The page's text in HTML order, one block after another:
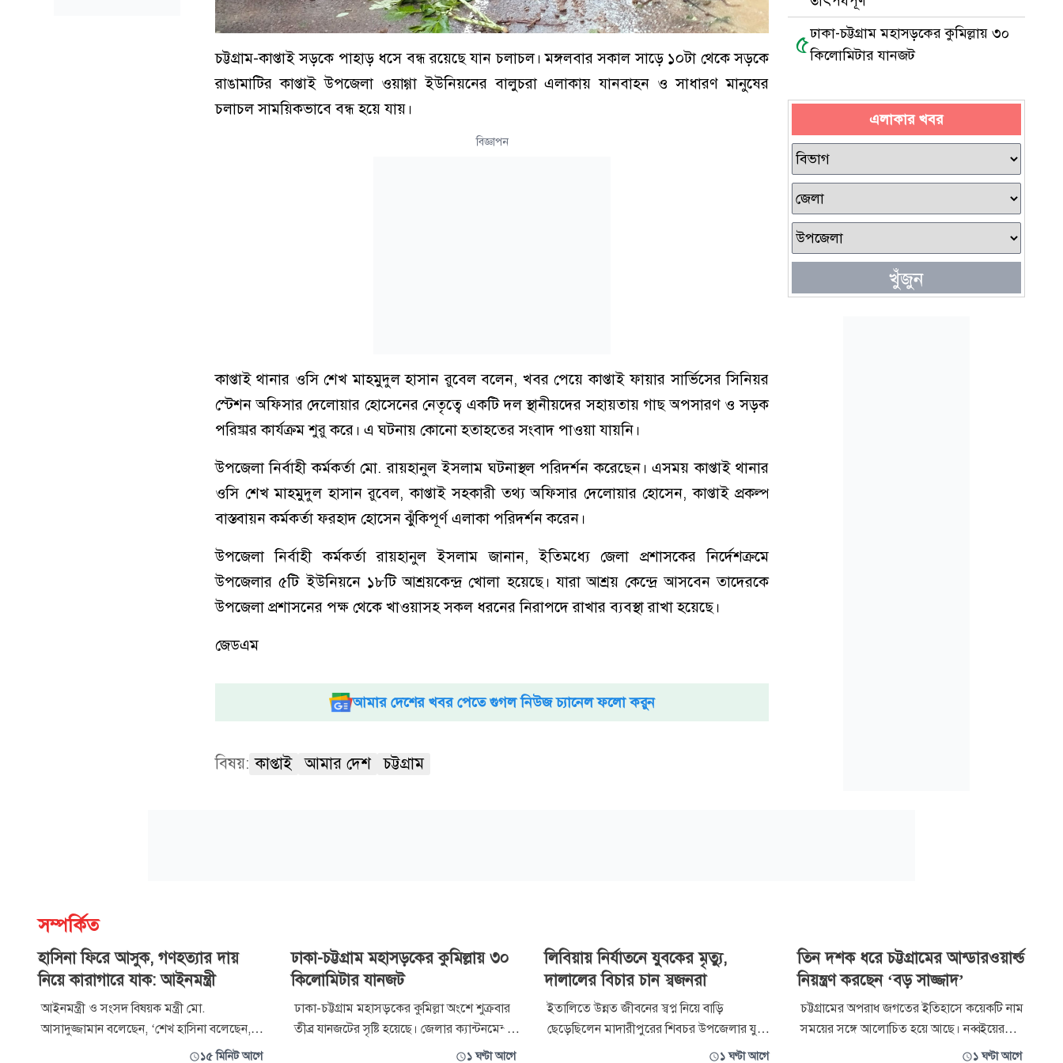
চট্টগ্রাম-কাপ্তাই সড়কে পাহাড় ধসে বন্ধ রয়েছে যান চলাচল। মঙ্গলবার সকাল সাড়ে ১০টা থেকে সড়কে
রাঙামাটির কাপ্তাই উপজেলা ওয়াগ্গা ইউনিয়নের বালুচরা এলাকায় যানবাহন ও সাধারণ মানুষের
চলাচল সাময়িকভাবে বন্ধ হয়ে যায়।
বিজ্ঞাপন
কাপ্তাই থানার ওসি শেখ মাহমুদুল হাসান রুবেল বলেন, খবর পেয়ে কাপ্তাই ফায়ার সার্ভিসের সিনিয়র
স্টেশন অফিসার দেলোয়ার হোসেনের নেতৃত্বে একটি দল স্থানীয়দের সহায়তায় গাছ অপসারণ ও সড়ক
পরিষ্কার কার্যক্রম শুরু করে। এ ঘটনায় কোনো হতাহতের সংবাদ পাওয়া যায়নি।
উপজেলা নির্বাহী কর্মকর্তা মো. রায়হানুল ইসলাম ঘটনাস্থল পরিদর্শন করেছেন। এসময় কাপ্তাই থানার
ওসি শেখ মাহমুদুল হাসান রুবেল, কাপ্তাই সহকারী তথ্য অফিসার দেলোয়ার হোসেন, কাপ্তাই প্রকল্প
বাস্তবায়ন কর্মকর্তা ফরহাদ হোসেন ঝুঁকিপূর্ণ এলাকা পরিদর্শন করেন।
উপজেলা নির্বাহী কর্মকর্তা রায়হানুল ইসলাম জানান, ইতিমধ্যে জেলা প্রশাসকের নির্দেশক্রমে
উপজেলার ৫টি ইউনিয়নে ১৮টি আশ্রয়কেন্দ্র খোলা হয়েছে। যারা আশ্রয় কেন্দ্রে আসবেন তাদেরকে
উপজেলা প্রশাসনের পক্ষ থেকে খাওয়াসহ সকল ধরনের নিরাপদে রাখার ব্যবস্থা রাখা হয়েছে।
জেডএম
আমার দেশের খবর পেতে গুগল নিউজ চ্যানেল ফলো করুন
বিষয়: কাপ্তাই আমার দেশ চট্টগ্রাম
৫ঢাকা-চট্টগ্রাম মহাসড়কের কুমিল্লায় ৩০
কিলোমিটার যানজট
এলাকার খবর
খুঁজুন
সম্পর্কিত
হাসিনা ফিরে আসুক, গণহত্যার দায়
নিয়ে কারাগারে যাক: আইনমন্ত্রী
আইনমন্ত্রী ও সংসদ বিষয়ক মন্ত্রী মো.
আসাদুজ্জামান বলেছেন, ‘শেখ হাসিনা বলেছেন,
তিনি ডিসেম্বরে দেশে ফিরবেন। আমিও বিশ্বাস
১৫ মিনিট আগে
ঢাকা-চট্টগ্রাম মহাসড়কের কুমিল্লায় ৩০
কিলোমিটার যানজট
ঢাকা-চট্টগ্রাম মহাসড়কের কুমিল্লা অংশে শুক্রবার
তীব্র যানজটের সৃষ্টি হয়েছে। জেলার ক্যান্টনমেন্ট
এলাকা থেকে চৌদ্দগ্রাম উপজেলার মিয়াবাজার
১ ঘণ্টা আগে
লিবিয়ায় নির্যাতনে যুবকের মৃত্যু,
দালালের বিচার চান স্বজনরা
ইতালিতে উন্নত জীবনের স্বপ্ন নিয়ে বাড়ি
ছেড়েছিলেন মাদারীপুরের শিবচর উপজেলার যুবক
ইকবাল মাদবর (২৫)। কিন্তু সেই স্বপ্ন আর পূরণ
১ ঘণ্টা আগে
তিন দশক ধরে চট্টগ্রামের আন্ডারওয়ার্ল্ড
নিয়ন্ত্রণ করছেন ‘বড় সাজ্জাদ’
চট্টগ্রামের অপরাধ জগতের ইতিহাসে কয়েকটি নাম
সময়ের সঙ্গে আলোচিত হয়ে আছে। নব্বইয়ের
দশকে শিবির ক্যাডার নাছিরের আধিপত্য ছিল১ ঘণ্টা আগে